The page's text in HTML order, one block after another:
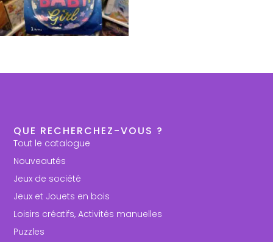
QUE RECHERCHEZ-VOUS ?
Tout le catalogue
Nouveautés
Jeux de société
Jeux et Jouets en bois
Loisirs créatifs, Activités manuelles
Puzzles